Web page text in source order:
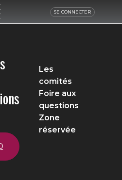
SE CONNECTER
Les
comités
Foire aux
questions
Zone
réservée